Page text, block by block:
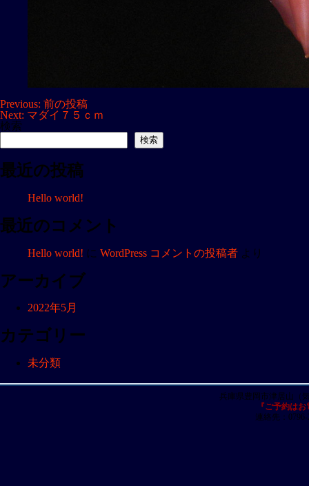
投
稿
ゲ
ョ
ン
Previous: 前の投稿
Next: マダイ７５ｃｍ
検索
検索
最近の投稿
Hello world!
最近のコメント
Hello world! に WordPress コメントの投稿者 より
アーカイブ
2022年5月
カテゴリー
未分類
兵庫県豊岡市津居山
『ご予約は
連絡先：